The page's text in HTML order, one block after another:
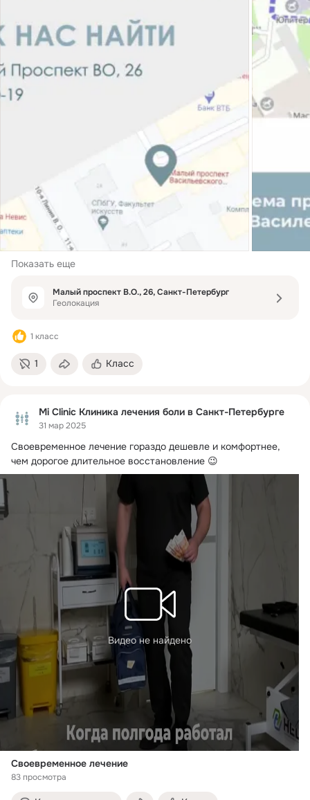
Показать еще
Малый проспект В.О., 26, Санкт-Петербург
Геолокация
1 класс
1 Класс
Mi Clinic Клиника лечения боли в Санкт-Петербурге
31 мар 2025
Своевременное лечение гораздо дешевле и комфортнее,
чем дорогое длительное восстановление 😉
Видео не найдено
Своевременное лечение
83 просмотра